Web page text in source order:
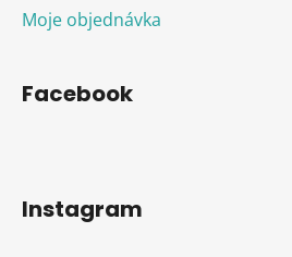
Moje objednávka
Facebook
Instagram